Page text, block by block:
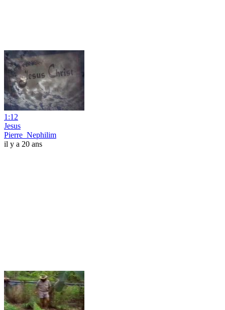
1:12
Jesus
Pierre_Nephilim
il y a 20 ans